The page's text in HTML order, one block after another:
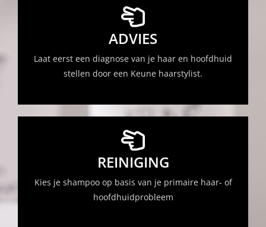
ADVIES
Laat eerst een diagnose van je haar en hoofdhuid
stellen door een Keune haarstylist.
REINIGING
Kies je shampoo op basis van je primaire haar- of
hoofdhuidprobleem